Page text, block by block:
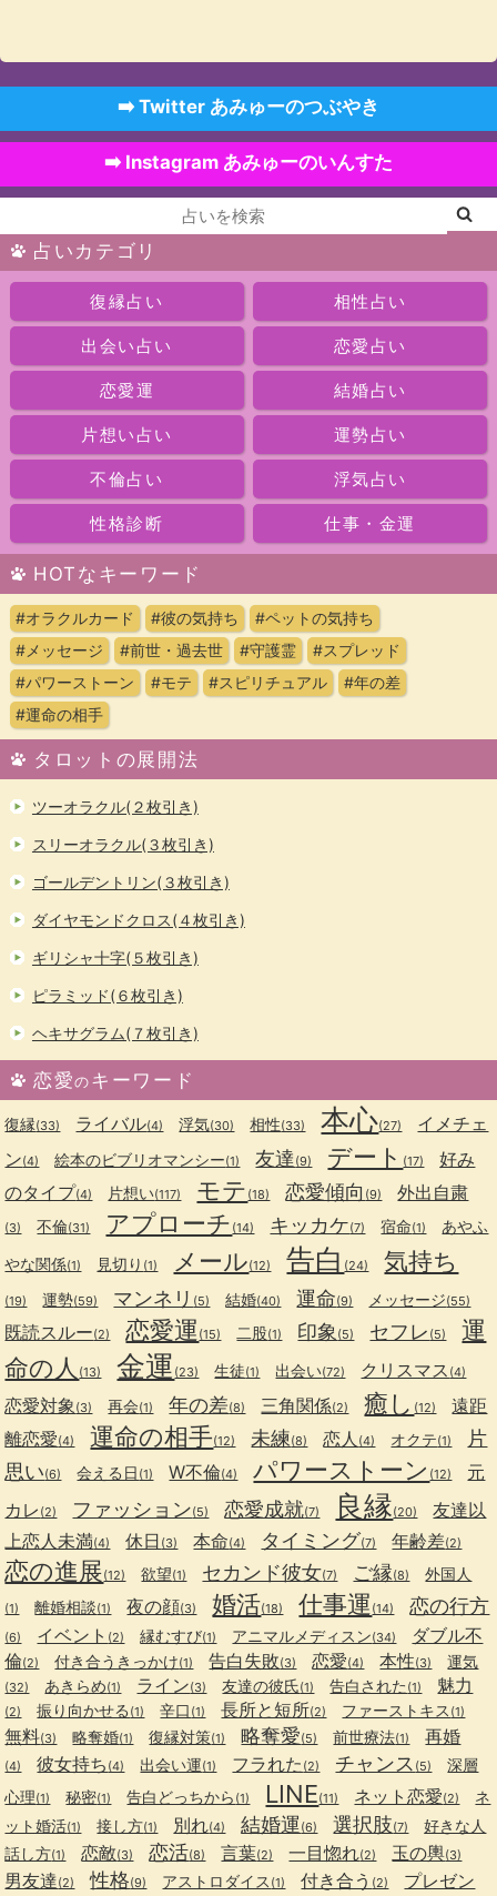
➡️ Twitter あみゅーのつぶやき
➡️ Instagram あみゅーのいんすた
占いカテゴリ
復縁占い 相性占い
出会い占い 恋愛占い
恋愛運 結婚占い
片想い占い 運勢占い
不倫占い 浮気占い
性格診断 仕事・金運
HOTなキーワード
#オラクルカード #彼の気持ち
#ペットの気持ち
#メッセージ
#前世・過去世 #守護霊
#スプレッド
#パワーストーン
#モテ #スピリチュアル
#年の差
#運命の相手
タロットの展開法
ツーオラクル(２枚引き)
スリーオラクル(３枚引き)
ゴールデントリン(３枚引き)
ダイヤモンドクロス(４枚引き)
ギリシャ十字(５枚引き)
ピラミッド(６枚引き)
ヘキサグラム(７枚引き)
恋愛のキーワード
復縁(33) ライバル(4) 浮気(30) 相性(33) 本心(27)
イメチェ
ン(4) 絵本のビブリオマンシー(1) 友達 (9) デート (17)
好み
のタイプ(4) 片想い(117) モテ (18) 恋愛傾向 (9) 外出自粛
(3) 不倫(31) アプローチ (14) キッカケ(7) 宿命(1)
あやふ
やな関係(1) 見切り (1) メール(12) 告白 (24) 気持ち
(19) 運勢(59) マンネリ (5) 結婚(40) 運命(9) メッセージ(55)
既読スルー(2) 恋愛運 (15) 二股(1) 印象 (5) セフレ (5)
運
命の人 (13) 金運 (23) 生徒(1) 出会い(72) クリスマス (4)
恋愛対象(3) 再会(1) 年の差(8) 三角関係(2) 癒し (12)
遠距
離恋愛(4) 運命の相手(12) 未練(8) 恋人 (4) オクテ(1)
片
思い(6) 会える日 (1) W不倫(4) パワーストーン (12)
元
カレ (2) ファッション(5) 恋愛成就(7) 良縁(20)
友達以
上恋人未満(4) 休日 (3) 本命(4) タイミング(7) 年齢差(2)
恋の進展(12) 欲望(1) セカンド彼女(7) ご縁(8) 外国人
(1) 離婚相談(1) 夜の顔(3) 婚活(18) 仕事運 (14) 恋の行方
(6) イベント (2) 縁むすび(1) アニマルメディスン(34)
ダブル不
倫(2) 付き合うきっかけ(1) 告白失敗(3) 恋愛(4) 本性(3) 運気
(32) あきらめ(1) ライン(3) 友達の彼氏(1) 告白された (1) 魅力
(2) 振り向かせる (1) 辛口 (1) 長所と短所(2) ファーストキス (1)
無料(3) 略奪婚(1) 復縁対策(1) 略奪愛(5) 前世療法(1) 再婚
(4) 彼女持ち (4) 出会い運(1) フラれた (2) チャンス (5)
深層
心理(1) 秘密(1) 告白どっちから (1) LINE(11) ネット恋愛(2)
ネ
ット婚活(1) 接し方(1) 別れ(4) 結婚運(6) 選択肢(7)
好きな人
話し方(1) 恋敵(3) 恋活(8) 言葉(2) 一目惚れ(2) 玉の輿(3)
男友達(2) 性格(9) アストロダイス (1) 付き合う (2)
プレゼン